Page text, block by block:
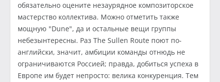
обязательно оцените незаурядное композиторское
мастерство коллектива. Можно отметить также
мощную "Dune", да и остальные вещи группы
небезынтересны. Раз The Sullen Route поют по-
английски, значит, амбиции команды отнюдь не
ограничиваются Россией; правда, добиться успеха в
Европе им будет непросто: велика конкуренция. Тем